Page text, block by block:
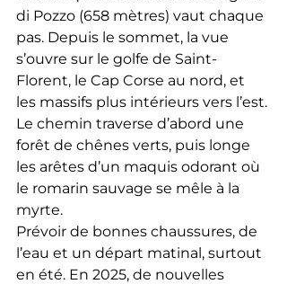
di Pozzo (658 mètres) vaut chaque
pas. Depuis le sommet, la vue
s’ouvre sur le golfe de Saint-
Florent, le Cap Corse au nord, et
les massifs plus intérieurs vers l’est.
Le chemin traverse d’abord une
forêt de chênes verts, puis longe
les arêtes d’un maquis odorant où
le romarin sauvage se mêle à la
myrte.
Prévoir de bonnes chaussures, de
l’eau et un départ matinal, surtout
en été. En 2025, de nouvelles